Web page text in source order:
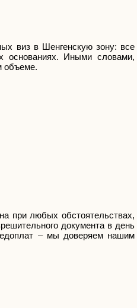
виз в Шенгенскую зону: все
основаниях. Иными словами,
объеме.
при любых обстоятельствах,
документа в день
– мы доверяем нашим